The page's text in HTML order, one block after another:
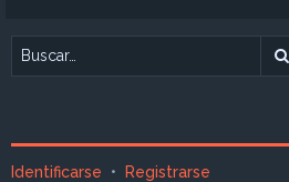
Identificarse • Registrarse